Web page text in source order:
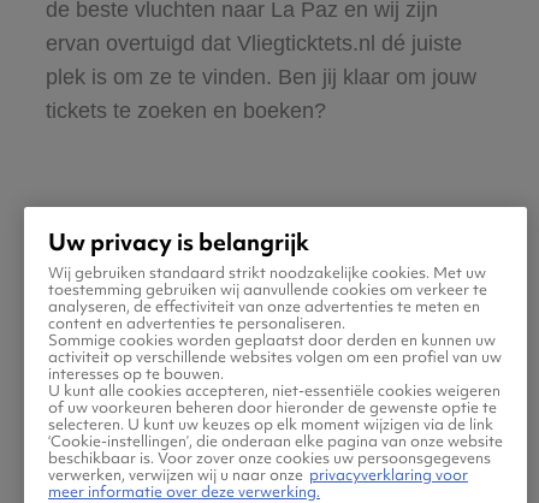
de beste vluchten naar La Paz en wij zijn
ervan overtuigd dat Vliegticktets.nl dé juiste
plek is om ze te vinden. Ben jij klaar om jouw
tickets te zoeken en boeken?
Praktische informatie voor
je vlucht naar La Paz
Uw privacy is belangrijk
Wij gebruiken standaard strikt noodzakelijke cookies. Met uw
toestemming gebruiken wij aanvullende cookies om verkeer te
analyseren, de effectiviteit van onze advertenties te meten en
content en advertenties te personaliseren.
Sommige cookies worden geplaatst door derden en kunnen uw
activiteit op verschillende websites volgen om een profiel van uw
interesses op te bouwen.
U kunt alle cookies accepteren, niet-essentiële cookies weigeren
of uw voorkeuren beheren door hieronder de gewenste optie te
selecteren. U kunt uw keuzes op elk moment wijzigen via de link
‘Cookie-instellingen’, die onderaan elke pagina van onze website
beschikbaar is. Voor zover onze cookies uw persoonsgegevens
verwerken, verwijzen wij u naar onze privacyverklaring voor
meer informatie over deze verwerking.